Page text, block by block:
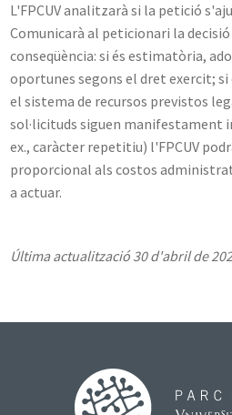
L'FPCUV analitzarà si la petició
Comunicarà al peticionari la
conseqüència: si és estimatòria,
oportunes segons el dret exercit;
el sistema de recursos previstos
sol·licituds siguen manifestament
ex., caràcter repetitiu) l'FPCUV
proporcional als costos
a actuar.
Última actualització 30 d'abril de